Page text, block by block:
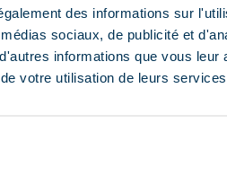
des informations sur
sociaux, de publicité et
informations que vous leur
votre utilisation de leurs
du plan de Tuéda, les
mais uniquement
au-delà, vers le Vallon du
il faudra laisser votre ami
est de mise : les lacs
le Lac de Tuéda, ne